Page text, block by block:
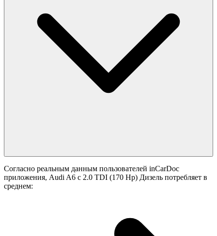
Согласно реальным данным пользователей inCarDoc
приложения, Audi A6 с 2.0 TDI (170 Hp) Дизель потребляет в
среднем: